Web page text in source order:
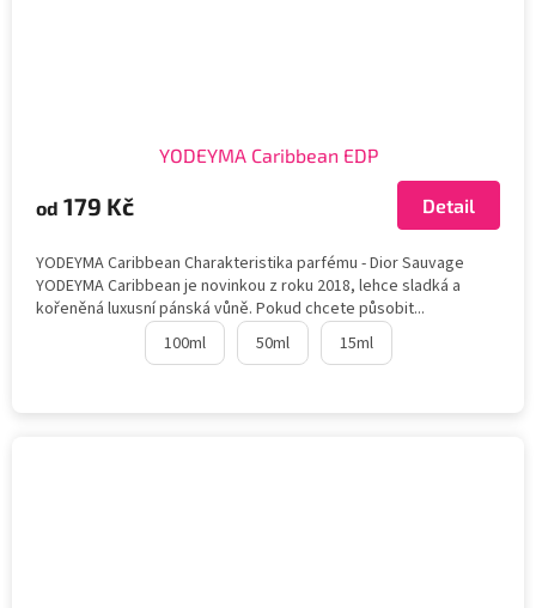
YODEYMA Caribbean EDP
od 179 Kč Detail
YODEYMA Caribbean Charakteristika parfému - Dior Sauvage
YODEYMA Caribbean je novinkou z roku 2018, lehce sladká a
kořeněná luxusní pánská vůně. Pokud chcete působit...
100ml
50ml 15ml